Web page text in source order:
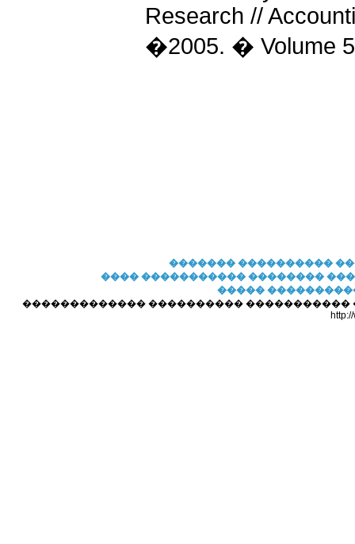
Research //
�2005. � Volume
������� ����������
���� ����������� ��������
�����
������������� ���������� ����������� ���